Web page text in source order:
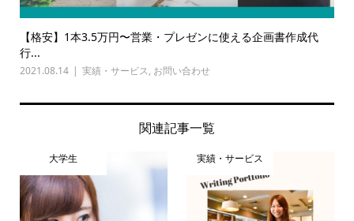
【格安】1本3.5万円〜営業・プレゼンに使える企画書作成代
行...
2021.08.14 実績・サービス, お問い合わせ
関連記事一覧
大学生 実績・サービス